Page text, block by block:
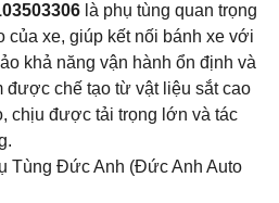
là phụ tùng quan trọng
của xe, giúp kết nối bánh xe với
khả năng vận hành ổn định và
được chế tạo từ vật liệu sắt cao
chịu được tải trọng lớn và tác
Tùng Đức Anh (Đức Anh Auto